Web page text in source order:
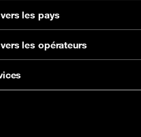
les pays
Congo
d'Ivoire
les opérateurs
Cameroun
RD Congo
Côte d'Ivoire
Guinée